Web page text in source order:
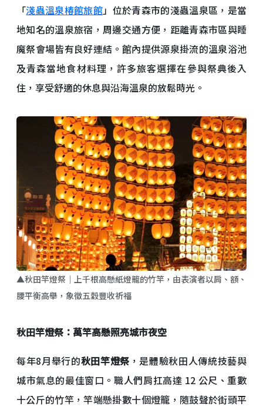
「淺蟲溫泉椿館旅館」位於青森市的淺蟲溫泉區，是當
地知名的溫泉旅宿，周邊交通方便，距離青森市區與睡
魔祭會場皆有良好連結。館內提供源泉掛流的溫泉浴池
及青森當地食材料理，許多旅客選擇在參與祭典後入
住，享受舒適的休息與沿海溫泉的放鬆時光。
▲秋田竿燈祭｜上千根高懸紙燈籠的竹竿，由表演者以肩、額、
腰平衡高舉，象徵五穀豐收祈福
秋田竿燈祭：萬竿高懸照亮城市夜空
每年8月舉行的秋田竿燈祭 ，是體驗秋田人傳統技藝與
城市氣息的最佳窗口。職人們肩扛高達 12 公尺、重數
十公斤的竹竿，竿端懸掛數十個燈籠，隨鼓聲於街頭平